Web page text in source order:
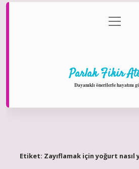
Gizlilik Politikası
menüyü
aç
Parlak Fikir
Dayanıklı önerilerle hayatını
Etiket: Zayıflamak için yoğurt nasıl